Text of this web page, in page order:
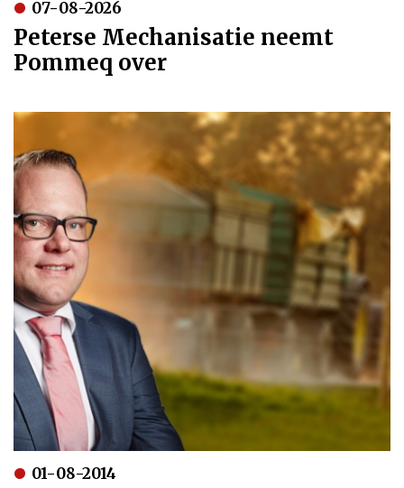
07-08-2026
Peterse Mechanisatie neemt
Pommeq over
01-08-2014